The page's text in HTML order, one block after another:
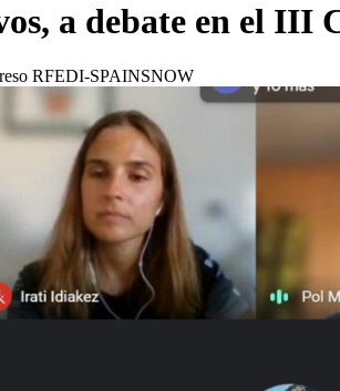
a debate en el III
RFEDI-SPAINSNOW